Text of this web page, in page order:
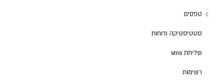
טפסים
סטטיסטיקה ודוחות
שליחת sms
רשימות